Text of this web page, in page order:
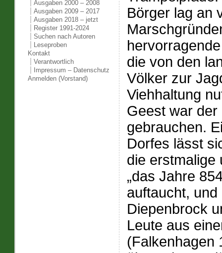
Ausgaben 2000 – 2008
Ausgaben 2009 – 2017
Ausgaben 2018 – jetzt
Register 1991-2024
Suchen nach Autoren
Leseproben
Kontakt
Verantwortlich
Impressum – Datenschutz
Anmelden (Vorstand)
Börger lag an
die von den
Völker zur
Viehhaltung
Geest war
gebrauchen.
Dorfes lässt
die erstmalige
„das Jahre
auftaucht,
Diepenbrock
Leute aus
(Falkenhagen